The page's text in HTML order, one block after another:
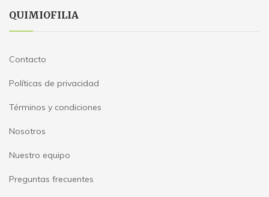
QUIMIOFILIA
Contacto
Políticas de privacidad
Términos y condiciones
Nosotros
Nuestro equipo
Preguntas frecuentes